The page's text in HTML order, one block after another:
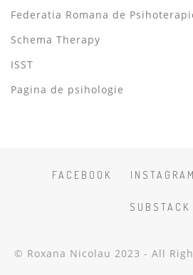
Federatia Romana de
Schema Therapy
ISST
Pagina de psihologie
FACEBOOK INSTAGRAM
SUBSTACK
© Roxana Nicolau 2023 - All